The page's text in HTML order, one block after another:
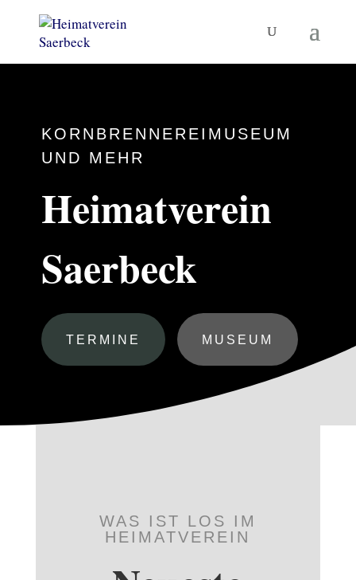
KORNBRENNEREIMUSEUM
UND MEHR
Heimatverein
Saerbeck
TERMINE MUSEUM
WAS IST LOS IM
HEIMATVEREIN